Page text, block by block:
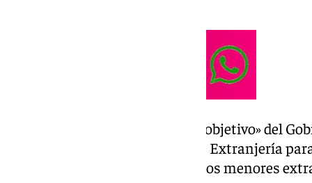
Asimismo, criticó que el «único objetivo» del
alterar el artículo 35 de la Ley de Extranjería
autónomas una repartición de los menores